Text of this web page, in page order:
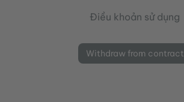
Điều khoản sử dụng
Withdraw from contract